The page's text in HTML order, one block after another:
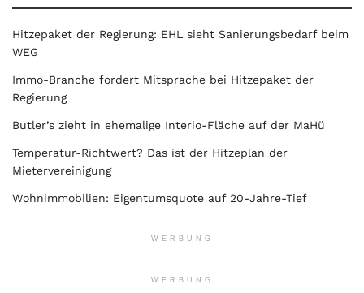
Hitzepaket der Regierung: EHL sieht Sanierungsbedarf beim
WEG
Immo-Branche fordert Mitsprache bei Hitzepaket der
Regierung
Butler’s zieht in ehemalige Interio-Fläche auf der MaHü
Temperatur-Richtwert? Das ist der Hitzeplan der
Mietervereinigung
Wohnimmobilien: Eigentumsquote auf 20-Jahre-Tief
WERBUNG
WERBUNG